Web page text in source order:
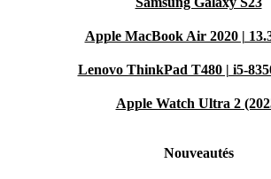
Apple MacBook Air 2020 |
Lenovo ThinkPad T480 | i5-
Apple Watch Ultra 2
Nouveautés